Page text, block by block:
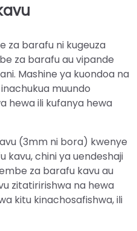
za barafu ni kugeuza
za barafu au vipande
Mashine ya kuondoa na
muundo
hewa ili kufanya hewa
(3mm ni bora) kwenye
kavu, chini ya uendeshaji
za barafu kavu au
zitatiririshwa na hewa
kitu kinachosafishwa, ili